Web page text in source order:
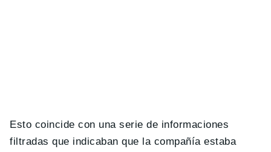
Esto coincide con una serie de informaciones
filtradas que indicaban que la compañía estaba